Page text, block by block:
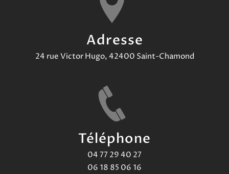
Adresse
24 rue Victor Hugo, 42400 Saint-Chamond
Téléphone
04 77 29 40 27
06 18 85 06 16